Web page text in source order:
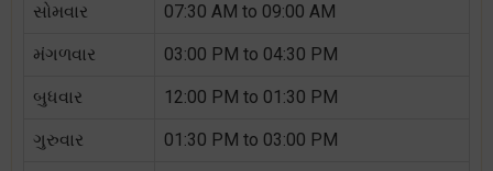
સોમવાર 07:30 AM to 09:00 AM
મંગળવાર 03:00 PM to 04:30 PM
બુધવાર 12:00 PM to 01:30 PM
ગુરુવાર 01:30 PM to 03:00 PM